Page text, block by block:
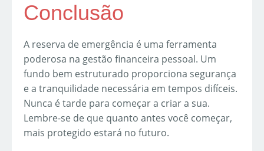
Conclusão
A reserva de emergência é uma ferramenta
poderosa na gestão financeira pessoal. Um
fundo bem estruturado proporciona segurança
e a tranquilidade necessária em tempos difíceis.
Nunca é tarde para começar a criar a sua.
Lembre-se de que quanto antes você começar,
mais protegido estará no futuro.